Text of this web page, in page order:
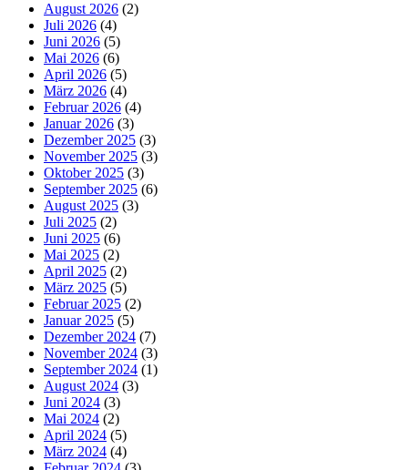
August 2026 (2)
Juli 2026 (4)
Juni 2026 (5)
Mai 2026 (6)
April 2026 (5)
März 2026 (4)
Februar 2026 (4)
Januar 2026 (3)
Dezember 2025 (3)
November 2025 (3)
Oktober 2025 (3)
September 2025 (6)
August 2025 (3)
Juli 2025 (2)
Juni 2025 (6)
Mai 2025 (2)
April 2025 (2)
März 2025 (5)
Februar 2025 (2)
Januar 2025 (5)
Dezember 2024 (7)
November 2024 (3)
September 2024 (1)
August 2024 (3)
Juni 2024 (3)
Mai 2024 (2)
April 2024 (5)
März 2024 (4)